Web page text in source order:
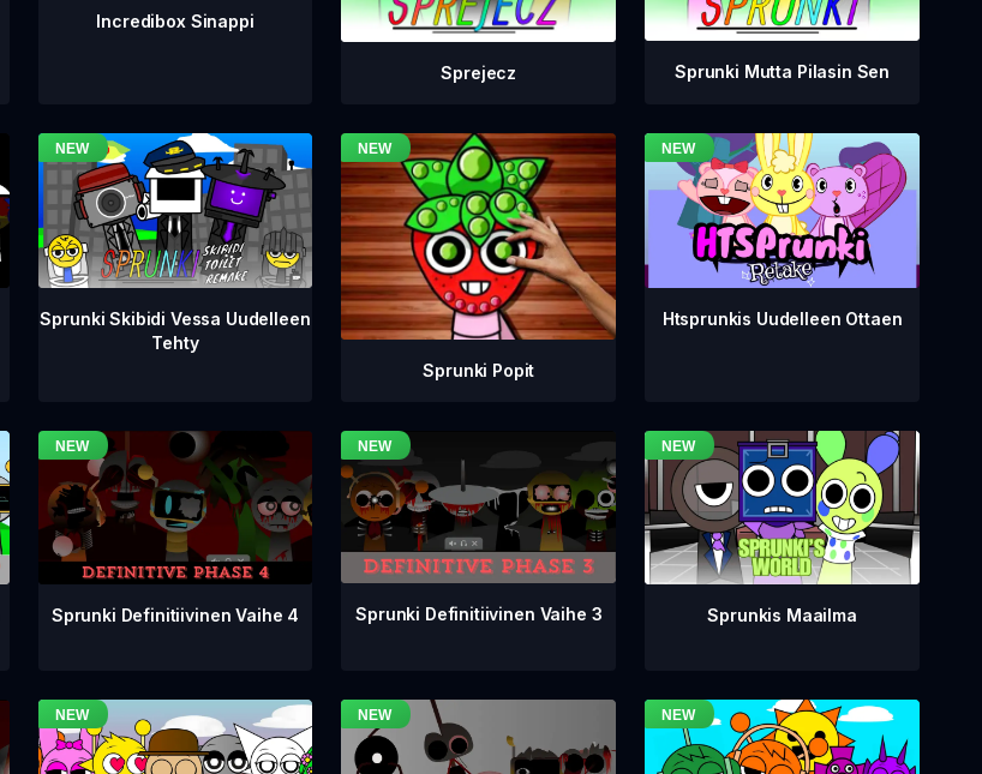
Incredibox Sinappi
Sprejecz Sprunki Mutta Pilasin Sen
Sprunki Skibidi Vessa Uudelleen
Tehty
Sprunki Popit
Htsprunkis Uudelleen Ottaen
Sprunki Definitiivinen Vaihe 4 Sprunki Definitiivinen Vaihe 3 Sprunkis Maailma